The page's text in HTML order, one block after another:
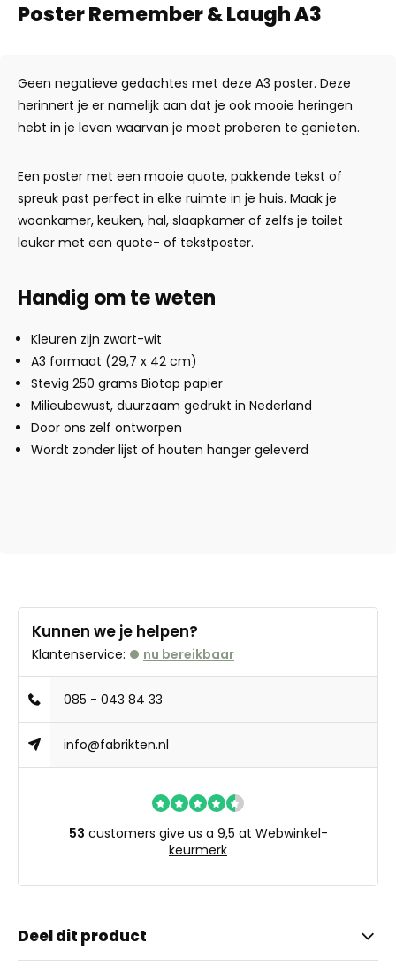
Poster Remember & Laugh A3
Geen negatieve gedachtes met deze A3 poster. Deze
herinnert je er namelijk aan dat je ook mooie heringen
hebt in je leven waarvan je moet proberen te genieten.
Een poster met een mooie quote, pakkende tekst of
spreuk past perfect in elke ruimte in je huis. Maak je
woonkamer, keuken, hal, slaapkamer of zelfs je toilet
leuker met een quote- of tekstposter.
Handig om te weten
Kleuren zijn zwart-wit
A3 formaat (29,7 x 42 cm)
Stevig 250 grams Biotop papier
Milieubewust, duurzaam gedrukt in Nederland
Door ons zelf ontworpen
Wordt zonder lijst of houten hanger geleverd
Kunnen we je helpen?
Klantenservice: nu bereikbaar
085 - 043 84 33
info@fabrikten.nl
53 customers give us a 9,5 at Webwinkel-
keurmerk
Deel dit product